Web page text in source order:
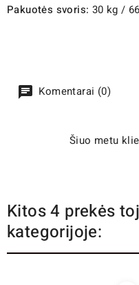
Pakuotės svoris: 30 kg /
Komentarai (0)
Šiuo metu
Kitos 4 prekės
kategorijoje: